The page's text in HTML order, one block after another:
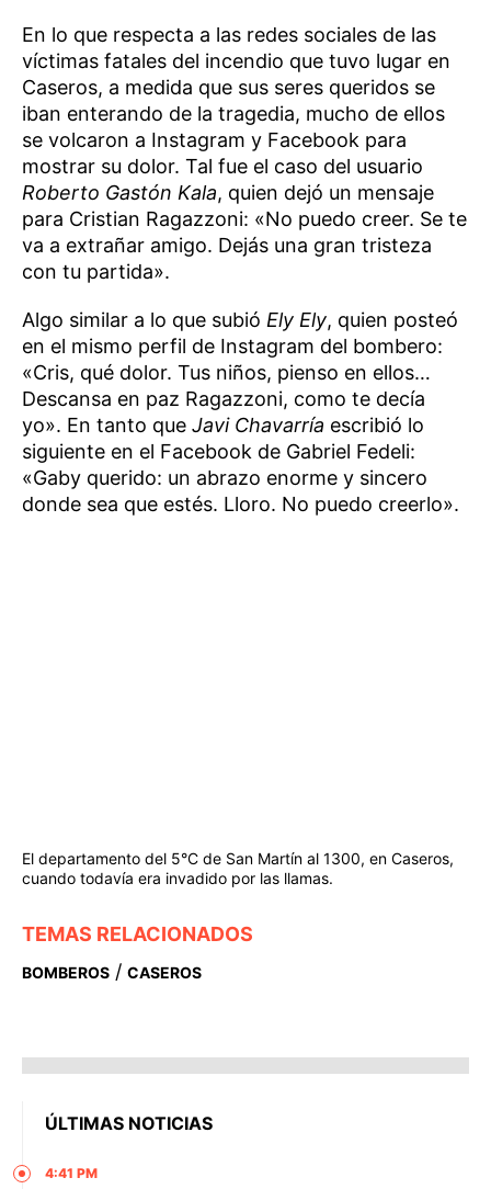
En lo que respecta a las redes sociales de las
víctimas fatales del incendio que tuvo lugar en
Caseros, a medida que sus seres queridos se
iban enterando de la tragedia, mucho de ellos
se volcaron a Instagram y Facebook para
mostrar su dolor. Tal fue el caso del usuario
Roberto Gastón Kala, quien dejó un mensaje
para Cristian Ragazzoni: «No puedo creer. Se te
va a extrañar amigo. Dejás una gran tristeza
con tu partida».
Algo similar a lo que subió Ely Ely, quien posteó
en el mismo perfil de Instagram del bombero:
«Cris, qué dolor. Tus niños, pienso en ellos…
Descansa en paz Ragazzoni, como te decía
yo». En tanto que Javi Chavarría escribió lo
siguiente en el Facebook de Gabriel Fedeli:
«Gaby querido: un abrazo enorme y sincero
donde sea que estés. Lloro. No puedo creerlo».
El departamento del 5°C de San Martín al 1300, en Caseros,
cuando todavía era invadido por las llamas.
TEMAS RELACIONADOS
BOMBEROS / CASEROS
ÚLTIMAS NOTICIAS
4:41 PM